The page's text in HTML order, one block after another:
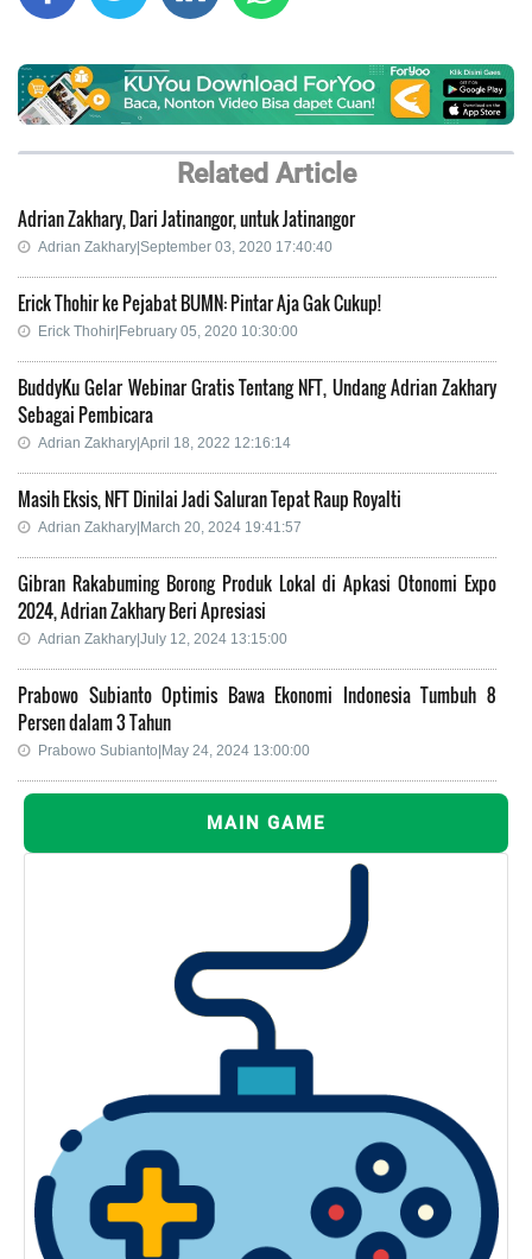
Related Article
Adrian Zakhary, Dari Jatinangor, untuk Jatinangor
Adrian Zakhary|September 03, 2020 17:40:40
Erick Thohir ke Pejabat BUMN: Pintar Aja Gak Cukup!
Erick Thohir|February 05, 2020 10:30:00
BuddyKu Gelar Webinar Gratis Tentang NFT, Undang Adrian Zakhary
Sebagai Pembicara
Adrian Zakhary|April 18, 2022 12:16:14
Masih Eksis, NFT Dinilai Jadi Saluran Tepat Raup Royalti
Adrian Zakhary|March 20, 2024 19:41:57
Gibran Rakabuming Borong Produk Lokal di Apkasi Otonomi Expo
2024, Adrian Zakhary Beri Apresiasi
Adrian Zakhary|July 12, 2024 13:15:00
Prabowo Subianto Optimis Bawa Ekonomi Indonesia Tumbuh 8
Persen dalam 3 Tahun
Prabowo Subianto|May 24, 2024 13:00:00
MAIN GAME